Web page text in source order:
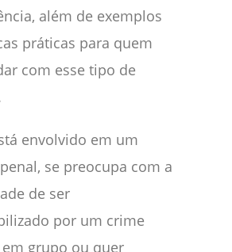
além de exemplos
práticas para quem
com esse tipo de
envolvido em um
se preocupa com a
de ser
por um crime
grupo ou quer